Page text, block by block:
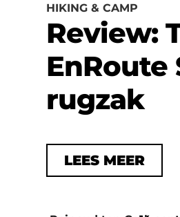
HIKING & CAMP
Review:
EnRoute
rugzak
LEES MEER